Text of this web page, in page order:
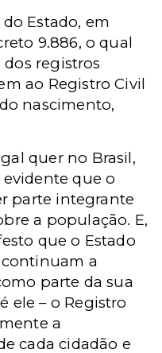
Estado, em
9.886, o qual
dos registros
ao Registro Civil
nascimento,
quer no Brasil,
que o
parte integrante
a população. E,
que o Estado
a
parte da sua
ele – o Registro
a
cada cidadão e